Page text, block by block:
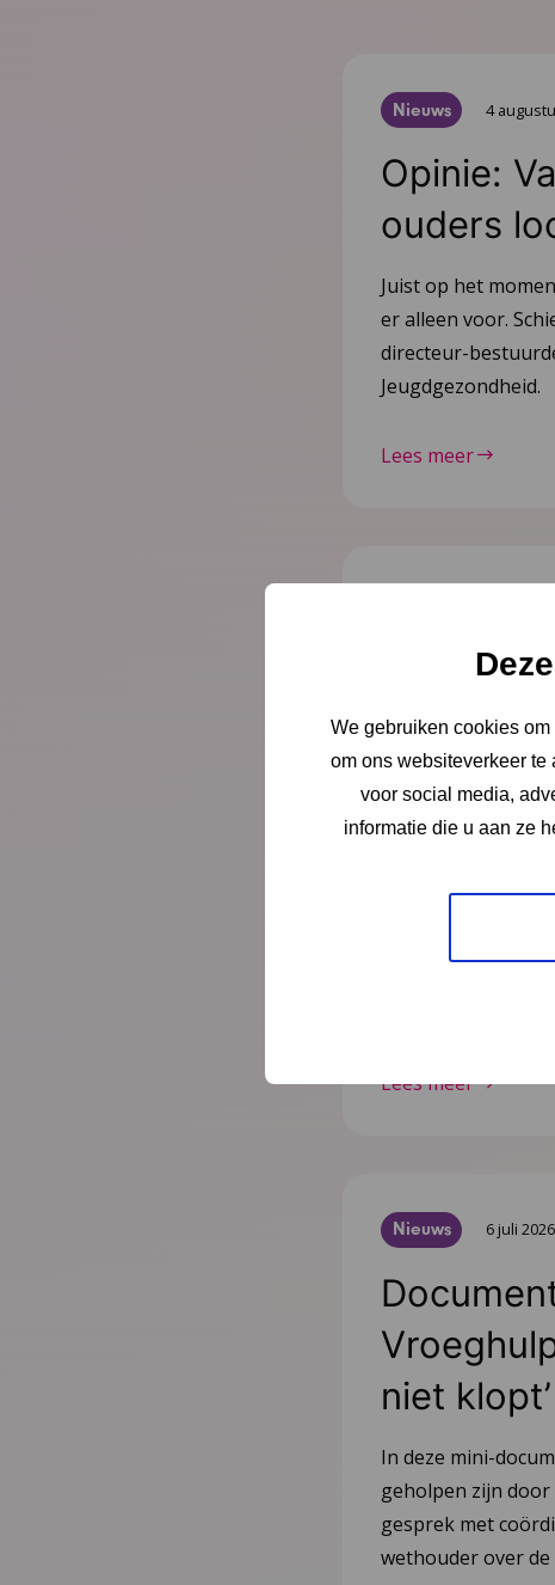
We gebruiken cookies
om ons websiteverkeer te
voor social media,
informatie die u aan ze
Nieuws 4
Opinie:
ouders
Juist op het
er alleen voor.
directeur-
Jeugdgezondheid.
Lees meer
herziene
publicaties die tot
Lees meer
Nieuws 6 juli 2026
niet klopt’
In deze mini-
geholpen zijn
gesprek met
wethouder over